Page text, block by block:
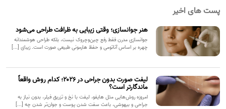
پست های اخیر
هنر جوانسازی؛ وقتی زیبایی به ظرافت طراحی می‌شود
جوانسازی مدرن فقط رفع چین‌وچروک نیست، بلکه طراحی هوشمندانه
چهره بر اساس آناتومی و حفظ هارمونی طبیعی صورت است. زیبای [...]
لیفت صورت بدون جراحی در ۲۰۲۶؛ کدام روش واقعاً
ماندگارتر است؟
امروزه روش‌هایی مثل هایفو، لیفت با نخ و تزریق فیلر، بدون نیاز به
جراحی و بیهوشی، باعث سفت شدن پوست و جوان‌تر شدن چه [...]